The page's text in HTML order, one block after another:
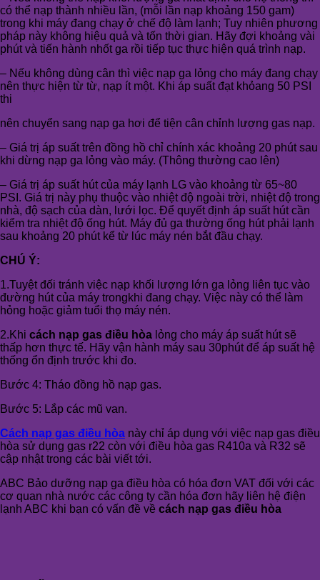
có thể nạp thành nhiều lần, (mỗi lần nạp khoảng 150 gam)
trong khi máy đang chạy ở chế độ làm lạnh; Tuy nhiên phương
pháp này không hiệu quả và tốn thời gian. Hãy đợi khoảng vài
phút và tiến hành nhốt ga rồi tiếp tục thực hiện quá trình nạp.
– Nếu không dùng cân thì việc nạp ga lỏng cho máy đang chạy
nên thực hiện từ từ, nạp ít một. Khi áp suất đạt khỏang 50 PSI
thi
nên chuyển sang nạp ga hơi để tiện cân chỉnh lượng gas nạp.
– Giá trị áp suất trên đồng hồ chỉ chính xác khoảng 20 phút sau
khi dừng nạp ga lỏng vào máy. (Thông thường cao lên)
– Giá trị áp suất hút của máy lạnh LG vào khoảng từ 65~80
PSI. Giá trị này phụ thuộc vào nhiệt độ ngoài trời, nhiệt độ trong
nhà, độ sạch của dàn, lưới lọc. Để quyết định áp suất hút cần
kiểm tra nhiệt độ ống hút. Máy đủ ga thường ống hút phải lạnh
sau khoảng 20 phút kể từ lúc máy nén bắt đầu chạy.
CHÚ Ý:
1.Tuyệt đối tránh việc nạp khối lượng lớn ga lỏng liên tục vào
đường hút của máy trongkhi đang chạy. Việc này có thể làm
hỏng hoặc giảm tuổi thọ máy nén.
2.Khi cách nạp gas điều hòa lỏng cho máy áp suất hút sẽ
thấp hơn thực tế. Hãy vận hành máy sau 30phút để áp suất hệ
thống ổn định trước khi đo.
Bước 4: Tháo đồng hồ nạp gas.
Bước 5: Lắp các mũ van.
Cách nạp gas điều hòa này chỉ áp dụng với việc nạp gas điều
hòa sử dụng gas r22 còn với điều hòa gas R410a và R32 sẽ
cập nhật trong các bài viết tới.
ABC Bảo dưỡng nạp ga điều hòa có hóa đơn VAT đối với các
cơ quan nhà nước các công ty cần hóa đơn hãy liên hệ điện
lạnh ABC khi bạn có vấn đề về cách nạp gas điều hòa